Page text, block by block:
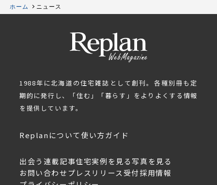
ホーム ニュース
1988年に北海道の住宅雑誌として創刊。各種別冊も定
期的に発行し、「住む」「暮らす」をよりよくする情報
を提供しています。
Replanについて使い方ガイド
出会う 連載記事住宅実例を見る写真を見る
お問い合わせ プレスリリース受付採用情報